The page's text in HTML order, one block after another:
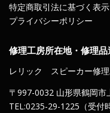
特定商取引法に基づく表
プライバシーポリシー
修理工房所在地・修理品
レリック スピーカー修
〒997-0032 山形県鶴岡市
TEL:0235-29-1225（受付